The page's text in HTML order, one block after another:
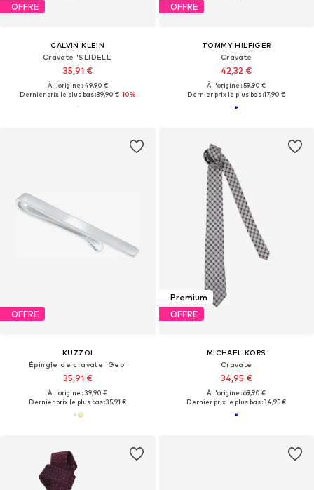
OFFRE
CALVIN KLEIN
Cravate 'SLIDELL'
35,91 €
À l'origine : 49,90 €
Dernier prix le plus bas :39,90 €-10%
OFFRE
TOMMY HILFIGER
Cravate
42,32 €
À l'origine : 59,90 €
Dernier prix le plus bas :17,90 €
OFFRE
KUZZOI
Épingle de cravate 'Geo'
35,91 €
À l'origine : 39,90 €
Dernier prix le plus bas :35,91 €
Premium
OFFRE
MICHAEL KORS
Cravate
34,95 €
À l'origine : 69,90 €
Dernier prix le plus bas :34,95 €